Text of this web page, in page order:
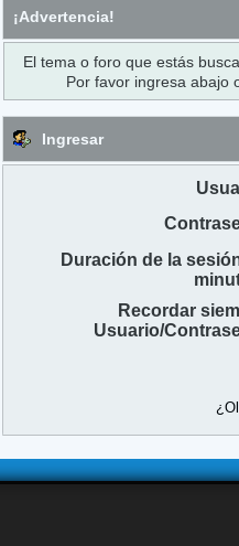
¡Advertencia!
El tema o foro que estás
Por favor ingresa abajo
Ingresar
Duración de la
Recordar
Usuario/